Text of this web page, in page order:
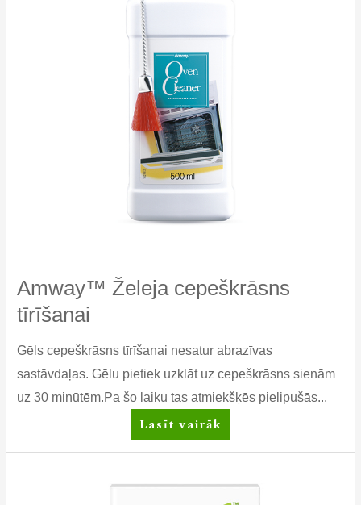
Amway™ Želeja cepeškrāsns
tīrīšanai
Gēls cepeškrāsns tīrīšanai nesatur abrazīvas
sastāvdaļas. Gēlu pietiek uzklāt uz cepeškrāsns sienām
uz 30 minūtēm.Pa šo laiku tas atmiekšķēs pielipušās...
Amway™
Želeja
Lasīt vairāk